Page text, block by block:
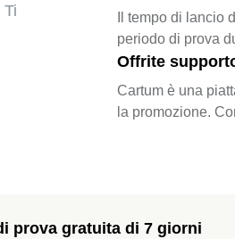
Il tempo di lancio
periodo di prova
Offrite
Cartum è una
la promozione.
prova gratuita di 7 giorni